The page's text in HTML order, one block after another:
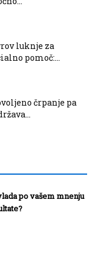
luknje za
pomoč:...
črpanje pa
po vašem mnenju